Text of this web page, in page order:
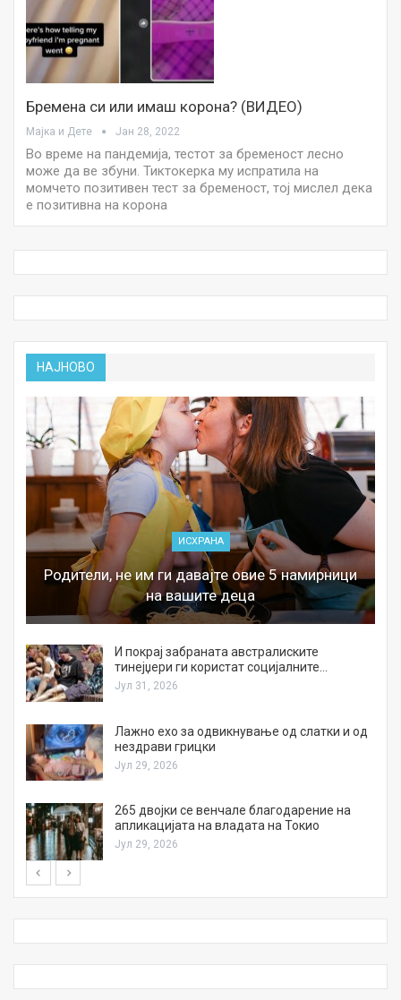
Бремена си или имаш корона? (ВИДЕО)
Мајка и Дете Јан 28, 2022
Во време на пандемија, тестот за бременост лесно
може да ве збуни. Тиктокерка му испратила на
момчето позитивен тест за бременост, тој мислел дека
е позитивна на корона
НАЈНОВО
ИСХРАНА
Родители, не им ги давајте овие 5 намирници
на вашите деца
И покрај забраната австралиските
тинејџери ги користат социјалните…
Јул 31, 2026
Лажно ехо за одвикнување од слатки и од
нездрави грицки
Јул 29, 2026
265 двојки се венчале благодарение на
апликацијата на владата на Токио
Јул 29, 2026